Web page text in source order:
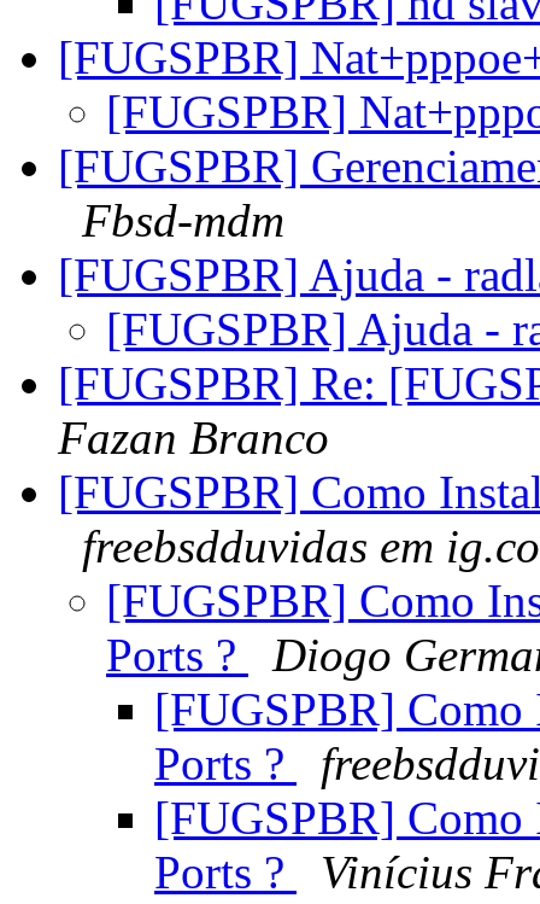
[FUGSPBR]
[FUGSPBR]
[FUGSPBR]
Fbsd-mdm
[FUGSPBR] Ajuda -
[FUGSPBR] Ajuda -
[FUGSPBR] Re:
Fazan Branco
[FUGSPBR] Como
freebsdduvidas em
[FUGSPBR] Como
Ports ?
Diogo
[FUGSPBR] Como
Ports ?
[FUGSPBR] Como
Ports ?
Vinícius